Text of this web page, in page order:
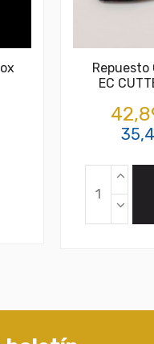
Repuesto
EC